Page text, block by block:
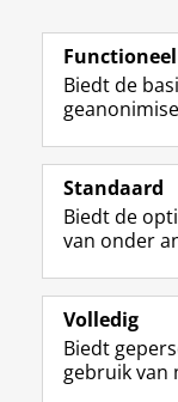
View this page in:
Studiekiezers
Alumni
Over ons
Functioneel
Biedt de
Standaard
Biedt de
van onder
Volledig
Biedt
gebruik van